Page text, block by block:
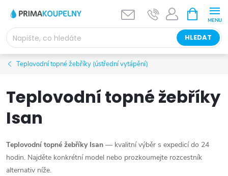
obsah
HLEDAT
NÁKUPNÍ
KOŠÍK
Teplovodní topné žebříky (ústřední vytápění)
Teplovodní topné žebříky
Isan
Teplovodní topné žebříky Isan — kvalitní výběr s expedicí do 24
hodin. Najděte konkrétní model nebo prozkoumejte rozcestník
alternativ níže.